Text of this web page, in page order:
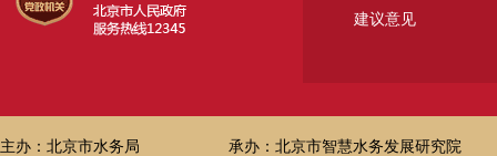
建议意见
主办：北京市水务局 承办：北京市智慧水务发展研究院